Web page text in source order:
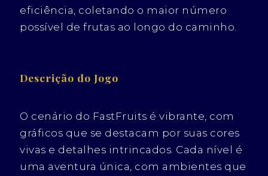
eficiência, coletando o maior número
possível de frutas ao longo do caminho.
Descrição do Jogo
O cenário do FastFruits é vibrante, com
gráficos que se destacam por suas cores
vivas e detalhes intrincados. Cada nível é
uma aventura única, com ambientes que